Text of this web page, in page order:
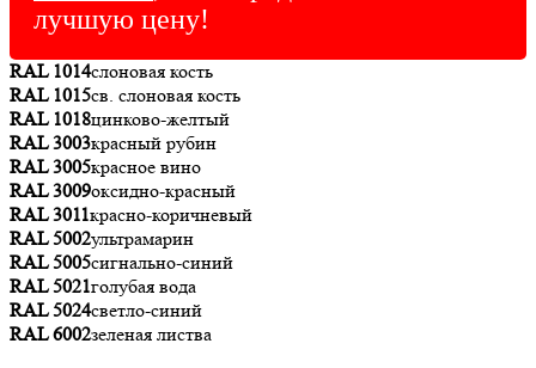
лучшую цену!
RAL 1014слоновая кость
RAL 1015св. слоновая кость
RAL 1018цинково-желтый
RAL 3003красный рубин
RAL 3005красное вино
RAL 3009оксидно-красный
RAL 3011красно-коричневый
RAL 5002ультрамарин
RAL 5005сигнально-синий
RAL 5021голубая вода
RAL 5024светло-синий
RAL 6002зеленая листва